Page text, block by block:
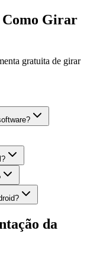
Como Girar
gratuita de girar
da